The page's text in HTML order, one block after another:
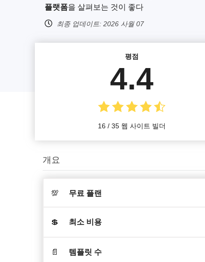
플랫폼을 살펴보는 것이 좋다
최종 업데이트: 2026 사월 07
평점
4.4
16 / 35 웹 사이트 빌더
개요
💯 무료 플랜
💲 최소 비용
📄 템플릿 수